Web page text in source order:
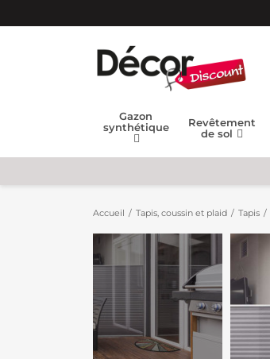
Gazon
synthétique
Revêtement
de sol
Accueil Tapis, coussin et plaid Tapis